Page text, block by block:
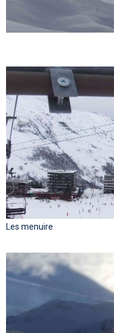
Les menuire